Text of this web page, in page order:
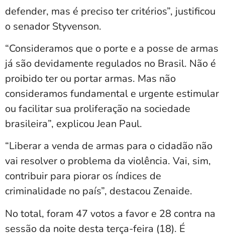
defender, mas é preciso ter critérios”, justificou
o senador Styvenson.
“Consideramos que o porte e a posse de armas
já são devidamente regulados no Brasil. Não é
proibido ter ou portar armas. Mas não
consideramos fundamental e urgente estimular
ou facilitar sua proliferação na sociedade
brasileira”, explicou Jean Paul.
“Liberar a venda de armas para o cidadão não
vai resolver o problema da violência. Vai, sim,
contribuir para piorar os índices de
criminalidade no país”, destacou Zenaide.
No total, foram 47 votos a favor e 28 contra na
sessão da noite desta terça-feira (18). É